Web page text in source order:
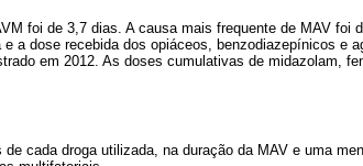
foi de 3,7 dias. A causa mais frequente de MAV foi
a dose recebida dos opiáceos, benzodiazepínicos e
em 2012. As doses cumulativas de midazolam,
cada droga utilizada, na duração da MAV e uma